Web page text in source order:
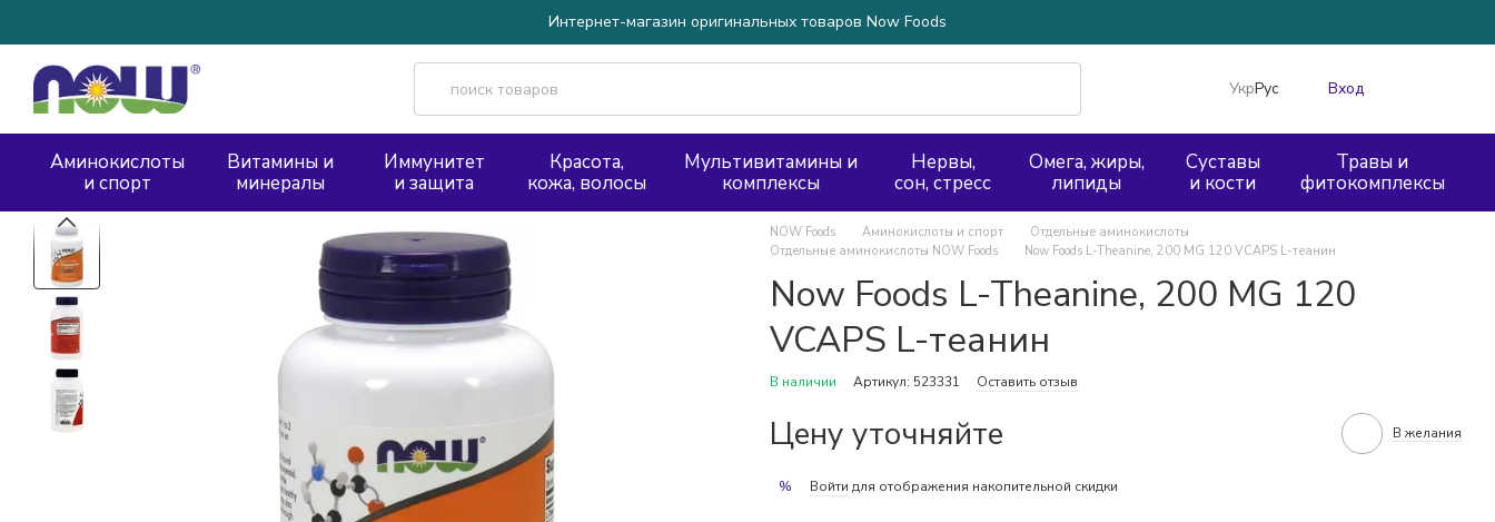
Интернет-магазин оригинальных товаров Now Foods
УкрРус Вход
Аминокислоты
и спорт
Витамины и
минералы
Иммунитет
и защита
Красота,
кожа, волосы
Мультивитамины и
комплексы
Нервы,
сон, стресс
Омега, жиры,
липиды
Суставы
и кости
Травы и
фитокомплексы
NOW Foods Аминокислоты и спорт
Отдельные аминокислоты
Отдельные аминокислоты NOW Foods
Now Foods L-Theanine, 200 MG 120 VCAPS L-теанин
Now Foods L-Theanine, 200 MG 120
VCAPS L-теанин
В наличии Артикул: 523331 Оставить отзыв
Цену уточняйте В желания
% Войти для отображения накопительной скидки